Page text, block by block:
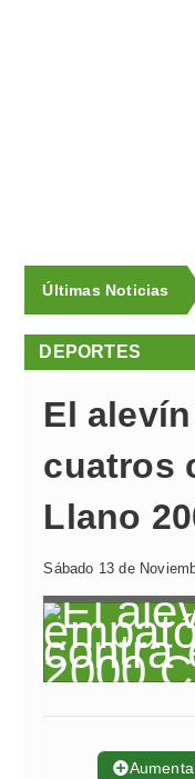
Últimas Noticias
DEPORTES
El
cuatros
Llano
Sábado 13 de
➕